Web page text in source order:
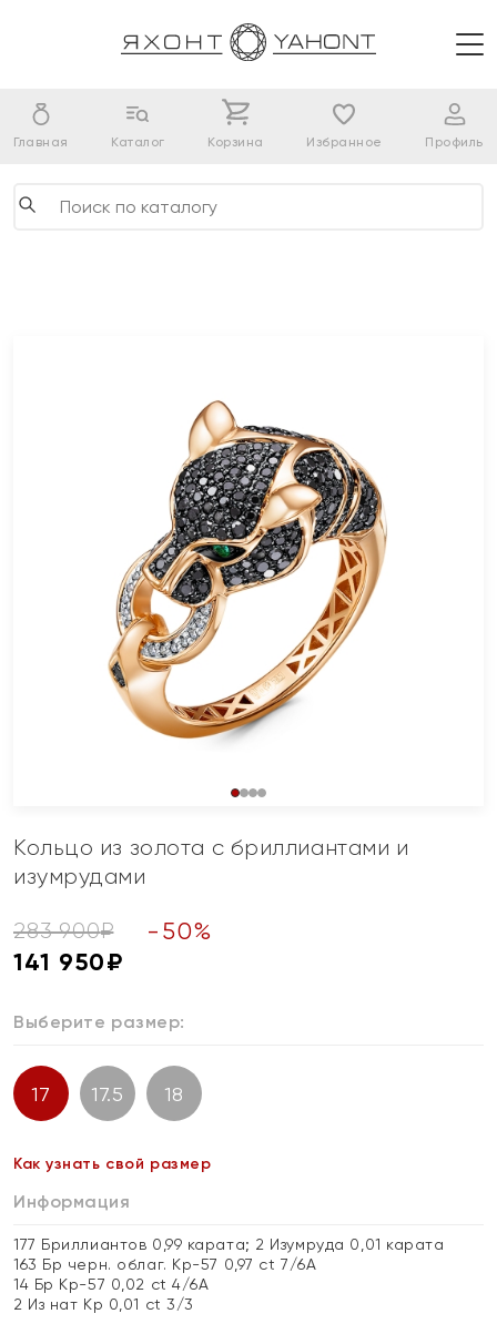
Главная Каталог Корзина Избранное Профиль
Кольцо из золота с бриллиантами и
изумрудами
283 900₽ - 50%
141 950₽
Выберите размер:
17 17.5 18
Как узнать свой размер
Информация
177 Бриллиантов 0,99 карата; 2 Изумруда 0,01 карата
163 Бр черн. облаг. Кр-57 0,97 ct 7/6А
14 Бр Кр-57 0,02 ct 4/6А
2 Из нат Кр 0,01 ct 3/3